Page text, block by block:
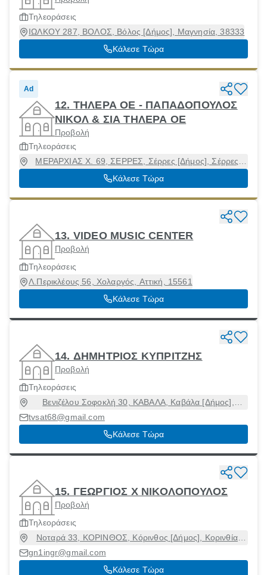
Τηλεοράσεις
ΙΩΛΚΟΥ 287, ΒΟΛΟΣ, Βόλος [Δήμος], Μαγνησία, 38333
Κάλεσε Τώρα
Ad
12. ΤΗΛΕΡΑ ΟΕ - ΠΑΠΑΔΟΠΟΥΛΟΣ
ΝΙΚΟΛ & ΣΙΑ ΤΗΛΕΡΑ ΟΕ
Προβολή
Τηλεοράσεις
ΜΕΡΑΡΧΙΑΣ Χ. 69, ΣΕΡΡΕΣ, Σέρρες [Δήμος], Σέρρες,
62125
Κάλεσε Τώρα
13. VIDEO MUSIC CENTER
Προβολή
Τηλεοράσεις
Λ.Περικλέους 56, Χολαργός, Αττική, 15561
Κάλεσε Τώρα
14. ΔΗΜΗΤΡΙΟΣ ΚΥΠΡΙΤΖΗΣ
Προβολή
Τηλεοράσεις
Βενιζέλου Σοφοκλή 30, ΚΑΒΑΛΑ, Καβάλα [Δήμος],
tvsat68@gmail.com
Κάλεσε Τώρα
15. ΓΕΩΡΓΙΟΣ Χ ΝΙΚΟΛΟΠΟΥΛΟΣ
Προβολή
Τηλεοράσεις
Νοταρά 33, ΚΟΡΙΝΘΟΣ, Κόρινθος [Δήμος], Κορινθία,
gn1ingr@gmail.com
Κάλεσε Τώρα